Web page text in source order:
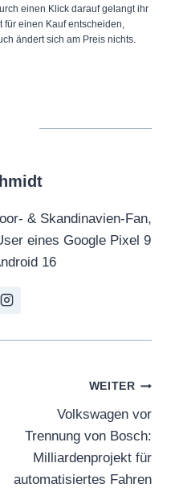
einen Klick darauf gelangt ihr
für einen Kauf entscheiden,
ändert sich am Preis nichts.
& Skandinavien-Fan,
eines Google Pixel 9
16
WEITER
Volkswagen vor
Trennung von Bosch:
Milliardenprojekt für
automatisiertes Fahren